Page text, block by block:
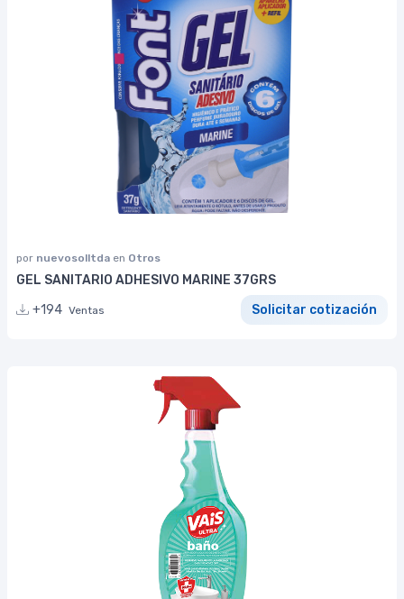
por nuevosolltda en Otros
GEL SANITARIO ADHESIVO MARINE 37GRS
+194 Ventas Solicitar cotización